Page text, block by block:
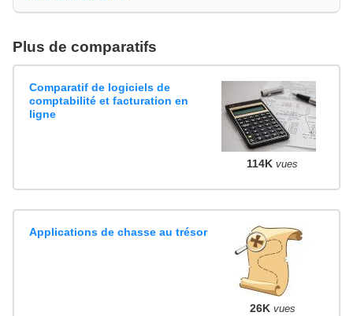
Plus de comparatifs
Comparatif de logiciels de
comptabilité et facturation en
ligne
114K vues
Applications de chasse au trésor
26K vues